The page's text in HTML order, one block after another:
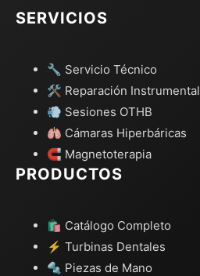
SERVICIOS
🔧 Servicio Técnico
🛠️ Reparación Instrumental
💨 Sesiones OTHB
🫁 Cámaras Hiperbáricas
🧲 Magnetoterapia
PRODUCTOS
🛍️ Catálogo Completo
⚡ Turbinas Dentales
🔩 Piezas de Mano